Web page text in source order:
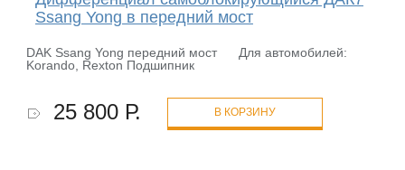
Ssang Yong в передний мост
DAK Ssang Yong передний мост Для автомобилей:
Korando, Rexton Подшипник
25 800 Р. В КОРЗИНУ